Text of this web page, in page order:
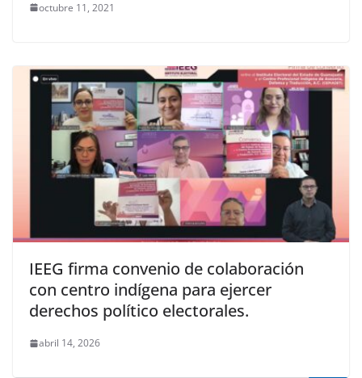
octubre 11, 2021
IEEG firma convenio de colaboración
con centro indígena para ejercer
derechos político electorales.
abril 14, 2026